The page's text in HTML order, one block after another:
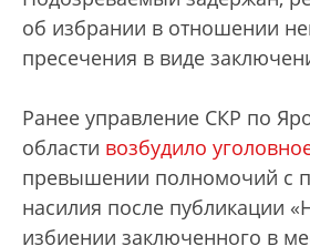
об избрании в отношении
пресечения в виде
Ранее управление СКР по
области возбудило
превышении полномочий с
насилия после публикации
избиении заключенного в